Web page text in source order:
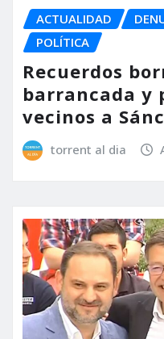
ACTUALIDAD
POLÍTICA
Recuerdos
barrancada y
vecinos a
torrent al dia